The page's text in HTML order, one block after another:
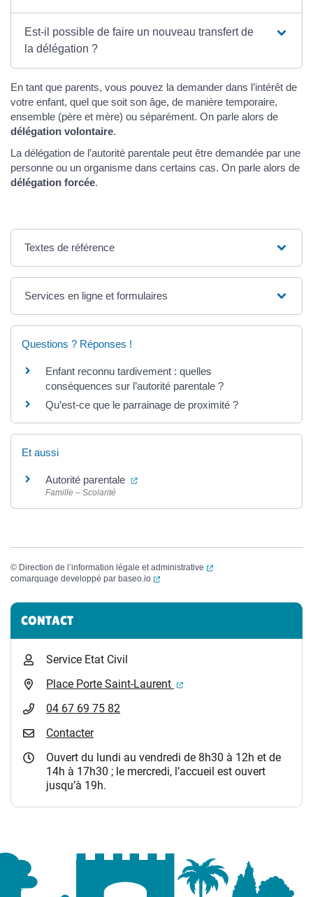
Est-il possible de faire un nouveau transfert de
la délégation ?
En tant que parents, vous pouvez la demander dans l’intérêt de
votre enfant, quel que soit son âge, de manière temporaire,
ensemble (père et mère) ou séparément. On parle alors de
délégation volontaire.
La délégation de l’autorité parentale peut être demandée par une
personne ou un organisme dans certains cas. On parle alors de
délégation forcée.
Textes de référence
Services en ligne et formulaires
Questions ? Réponses !
Enfant reconnu tardivement : quelles
conséquences sur l’autorité parentale ?
Qu’est-ce que le parrainage de proximité ?
Et aussi
Autorité parentale (ouverture dans un nouvel onglet)
Famille – Scolarité
© Direction de l’information légale et administrative
(ouverture dans un
comarquage developpé par baseo.io (ouverture dans un nouvel onglet)
Informations complémentaires
CONTACT
Service Etat Civil
Place Porte Saint-Laurent
(ouverture dans un
04 67 69 75 82
Contacter
Ouvert du lundi au vendredi de 8h30 à 12h et de
14h à 17h30 ; le mercredi, l’accueil est ouvert
jusqu’à 19h.